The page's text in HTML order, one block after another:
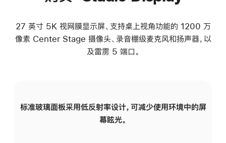
27 英寸 5K 视网膜显示屏、支持桌上视角功能的 1200 万
像素 Center Stage 摄像头、录音棚级麦克风和扬声器，以
及雷雳 5 端口。
标准玻璃面板采用低反射率设计，可减少使用环境中的屏
幕眩光。